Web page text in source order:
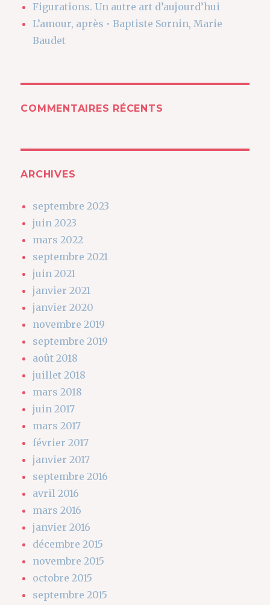
Figurations. Un autre art d’aujourd’hui
L’amour, après • Baptiste Sornin, Marie
Baudet
COMMENTAIRES RÉCENTS
ARCHIVES
septembre 2023
juin 2023
mars 2022
septembre 2021
juin 2021
janvier 2021
janvier 2020
novembre 2019
septembre 2019
août 2018
juillet 2018
mars 2018
juin 2017
mars 2017
février 2017
janvier 2017
septembre 2016
avril 2016
mars 2016
janvier 2016
décembre 2015
novembre 2015
octobre 2015
septembre 2015